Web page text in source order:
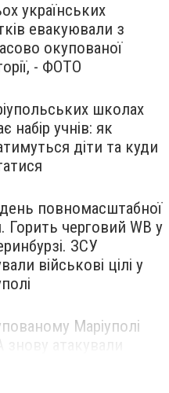
українських
евакуювали з
окупованої
- ФОТО
школах
набір учнів: як
діти та куди
повномасштабної
Горить черговий WB у
ЗСУ
військові цілі у
Маріуполі
атакували